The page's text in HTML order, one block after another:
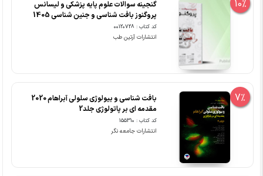
10%
گنجینه سوالات علوم پایه پزشکی و لیسانس
پروگنوز بافت شناسی و جنین شناسی 1405
کد کتاب : 00120728
انتشارات آرتین طب
7%
بافت شناسی و بیولوژی سلولی آبراهام 2020
مقدمه ای بر پاتولوژی جلد2
کد کتاب : 155310
انتشارات جامعه نگر